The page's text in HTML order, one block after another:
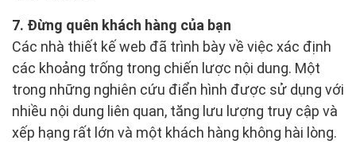
7. Đừng quên khách hàng của bạn
Các nhà thiết kế web đã trình bày về việc xác định
các khoảng trống trong chiến lược nội dung. Một
trong những nghiên cứu điển hình được sử dụng với
nhiều nội dung liên quan, tăng lưu lượng truy cập và
xếp hạng rất lớn và một khách hàng không hài lòng.